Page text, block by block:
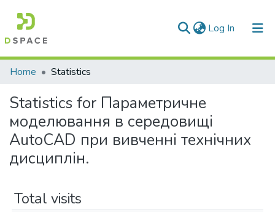
Log In (current)
Communities & Collections
All of DSpace
Home Statistics
Statistics for Параметричне
моделювання в середовищі
AutoCAD при вивченні технічних
дисциплін.
Total visits